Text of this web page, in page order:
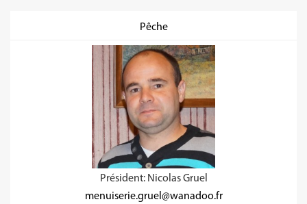
Pêche
Président: Nicolas Gruel
menuiserie.gruel@wanadoo.fr